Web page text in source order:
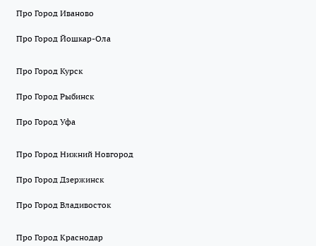
Про Город Иваново
Про Город Йошкар-Ола
Про Город Курск
Про Город Рыбинск
Про Город Уфа
Про Город Нижний Новгород
Про Город Дзержинск
Про Город Владивосток
Про Город Краснодар